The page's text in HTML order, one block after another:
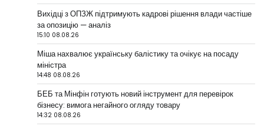
Вихідці з ОПЗЖ підтримують кадрові рішення влади частіше
за опозицію — аналіз
15:10 08.08.26
Міша нахвалює українську балістику та очікує на посаду
міністра
14:48 08.08.26
БЕБ та Мінфін готують новий інструмент для перевірок
бізнесу: вимога негайного огляду товару
14:32 08.08.26